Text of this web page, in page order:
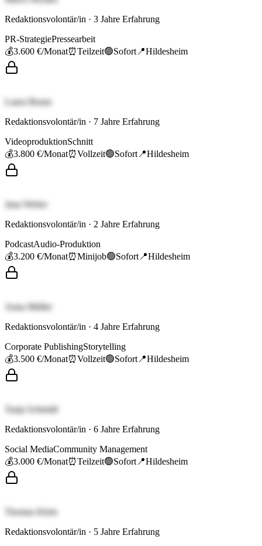
Redaktionsvolontär/in · 3 Jahre Erfahrung
PR-StrategiePressearbeit
💰3.600 €/Monat⏰Teilzeit🟢Sofort 📍Hildesheim
Laura Braun
Redaktionsvolontär/in · 7 Jahre Erfahrung
VideoproduktionSchnitt
💰3.800 €/Monat⏰Vollzeit🟢Sofort 📍Hildesheim
Jana Weber
Redaktionsvolontär/in · 2 Jahre Erfahrung
PodcastAudio-Produktion
💰3.200 €/Monat⏰Minijob🟢Sofort 📍Hildesheim
Anna Müller
Redaktionsvolontär/in · 4 Jahre Erfahrung
Corporate PublishingStorytelling
💰3.500 €/Monat⏰Vollzeit🟢Sofort 📍Hildesheim
Tanja Schmidt
Redaktionsvolontär/in · 6 Jahre Erfahrung
Social MediaCommunity Management
💰3.000 €/Monat⏰Teilzeit🟢Sofort 📍Hildesheim
Thomas Klein
Redaktionsvolontär/in · 5 Jahre Erfahrung